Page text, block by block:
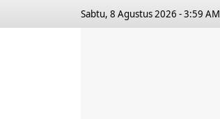
Sabtu, 8 Agustus 2026 - 3:59 AM